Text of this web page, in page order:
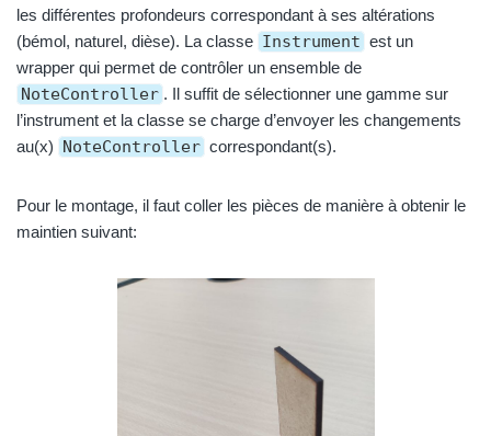
les différentes profondeurs correspondant à ses altérations
(bémol, naturel, dièse). La classe Instrument est un
wrapper qui permet de contrôler un ensemble de
NoteController . Il suffit de sélectionner une gamme sur
l’instrument et la classe se charge d’envoyer les changements
au(x)
NoteController correspondant(s).
Pour le montage, il faut coller les pièces de manière à obtenir le
maintien suivant: